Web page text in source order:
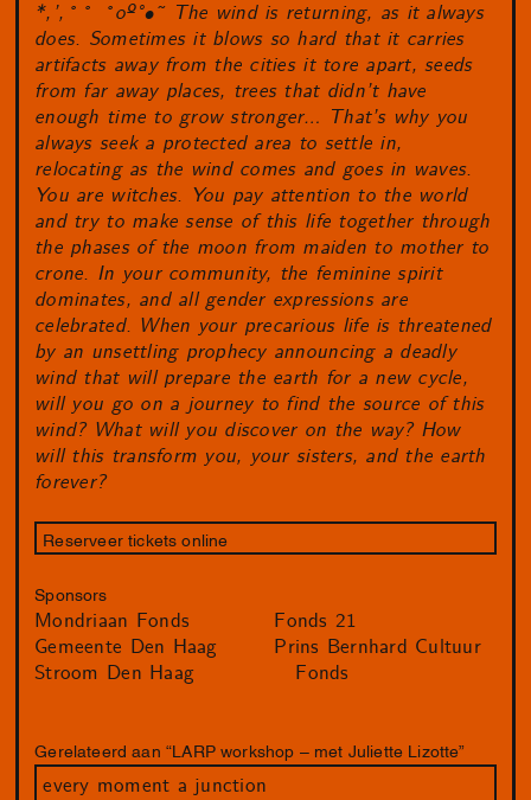
*,’,˚˚ ˚oº°•˜ The wind is returning, as it always
does. Sometimes it blows so hard that it carries
artifacts away from the cities it tore apart, seeds
from far away places, trees that didn’t have
enough time to grow stronger… That’s why you
always seek a protected area to settle in,
relocating as the wind comes and goes in waves.
You are witches. You pay attention to the world
and try to make sense of this life together through
the phases of the moon from maiden to mother to
crone. In your community, the feminine spirit
dominates, and all gender expressions are
celebrated. When your precarious life is threatened
by an unsettling prophecy announcing a deadly
wind that will prepare the earth for a new cycle,
will you go on a journey to find the source of this
wind? What will you discover on the way? How
will this transform you, your sisters, and the earth
forever?
Reserveer tickets online
Sponsors
Mondriaan Fonds
Gemeente Den Haag
Stroom Den Haag
Fonds 21
Prins Bernhard Cultuur
Fonds
Gerelateerd aan “LARP workshop – met Juliette Lizotte”
every moment a junction